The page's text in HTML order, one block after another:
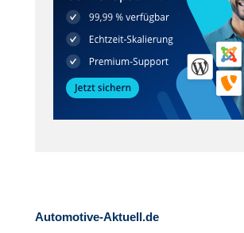
Automotive-Aktuell.de